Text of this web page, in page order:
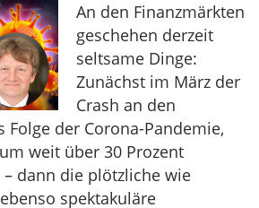
An den Finanzmärkten
geschehen derzeit
seltsame Dinge:
Zunächst im März der
Crash an den
Folge der Corona-Pandemie,
weit über 30 Prozent
dann die plötzliche wie
spektakuläre